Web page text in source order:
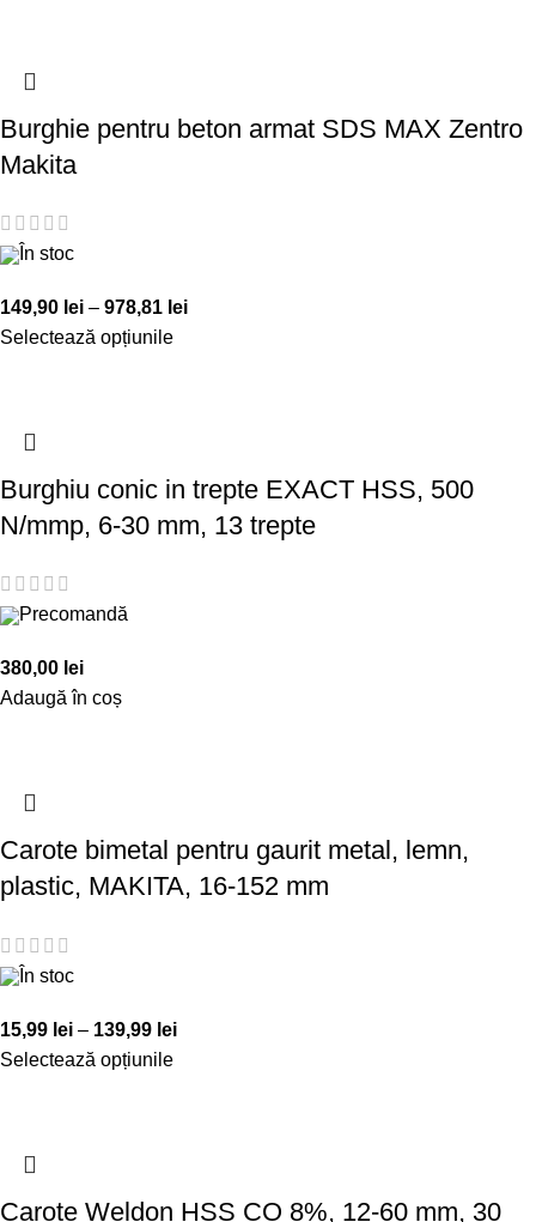
Burghie pentru beton armat SDS MAX Zentro
Makita
În stoc
149,90 lei – 978,81 lei
Selectează opțiunile
Burghiu conic in trepte EXACT HSS, 500
N/mmp, 6-30 mm, 13 trepte
Precomandă
380,00 lei
Adaugă în coș
Carote bimetal pentru gaurit metal, lemn,
plastic, MAKITA, 16-152 mm
În stoc
15,99 lei – 139,99 lei
Selectează opțiunile
Carote Weldon HSS CO 8%, 12-60 mm, 30